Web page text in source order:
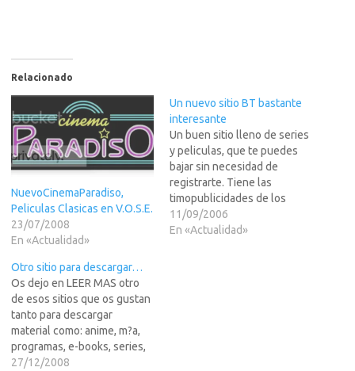
Relacionado
NuevoCinemaParadiso,
Peliculas Clasicas en V.O.S.E.
23/07/2008
En «Actualidad»
Un nuevo sitio BT bastante
interesante
Un buen sitio lleno de series
y peliculas, que te puedes
bajar sin necesidad de
registrarte. Tiene las
timopublicidades de los
casinos y mucho porno sms,
pero claro la gente detras de
11/09/2006
En «Actualidad»
Otro sitio para descargar…
Os dejo en LEER MAS otro
de esos sitios que os gustan
tanto para descargar
material como: anime, m?a,
programas, e-books, series,
peliculas...Lo malo es que
27/12/2008